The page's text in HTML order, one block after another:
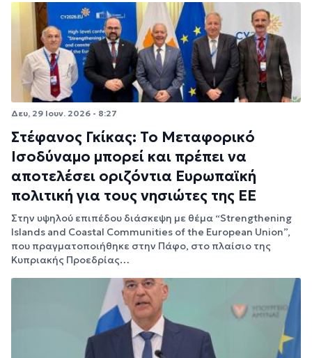
Δευ, 29 Ιουν. 2026 - 8:27
Στέφανος Γκίκας: Το Μεταφορικό
Ισοδύναμο μπορεί και πρέπει να
αποτελέσει οριζόντια Ευρωπαϊκή
πολιτική για τους νησιώτες της ΕΕ
Στην υψηλού επιπέδου διάσκεψη με θέμα “Strengthening
Islands and Coastal Communities of the European Union”,
που πραγματοποιήθηκε στην Πάφο, στο πλαίσιο της
Κυπριακής Προεδρίας…